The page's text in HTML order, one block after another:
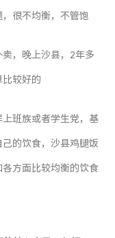
很不均衡，不管饱
，晚上沙县，2年多
较好的
班族或者学生党，基
的饮食，沙县鸡腿饭
方面比较均衡的饮食